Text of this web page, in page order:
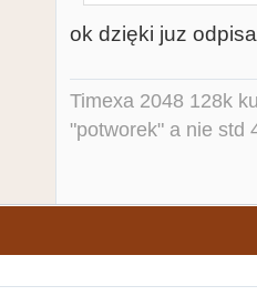
ok dzięki juz
Timexa 2048 128k
"potworek" a nie std